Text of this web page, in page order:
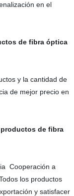
en el
de fibra óptica
y la cantidad de
de mejor precio en
de fibra
Cooperación a
los productos
y satisfacer